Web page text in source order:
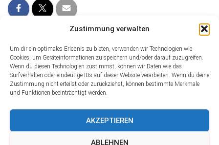
Zustimmung verwalten
Um dir ein optimales Erlebnis zu bieten, verwenden wir Technologien wie
Cookies, um Geräteinformationen zu speichern und/oder darauf zuzugreifen.
Wenn du diesen Technologien zustimmst, können wir Daten wie das
Surfverhalten oder eindeutige IDs auf dieser Website verarbeiten. Wenn du deine
Zustimmung nicht erteilst oder zurückziehst, können bestimmte Merkmale
und Funktionen beeinträchtigt werden.
AKZEPTIEREN
ABLEHNEN